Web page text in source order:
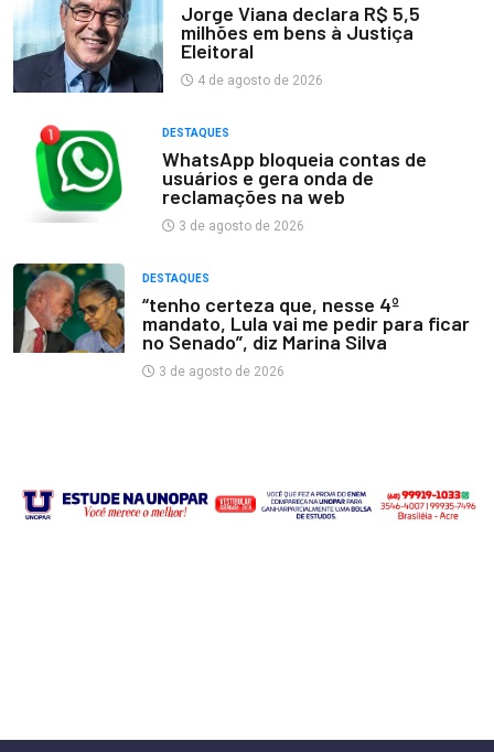
Jorge Viana declara R$ 5,5
milhões em bens à Justiça
Eleitoral
4 de agosto de 2026
DESTAQUES
WhatsApp bloqueia contas de
usuários e gera onda de
reclamações na web
3 de agosto de 2026
DESTAQUES
“tenho certeza que, nesse 4º
mandato, Lula vai me pedir para ficar
no Senado”, diz Marina Silva
3 de agosto de 2026